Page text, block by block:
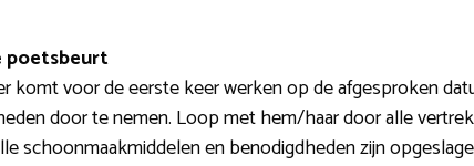
poetsbeurt
komt voor de eerste keer werken op de afgesproken
door te nemen. Loop met hem/haar door alle
schoonmaakmiddelen en benodigdheden zijn